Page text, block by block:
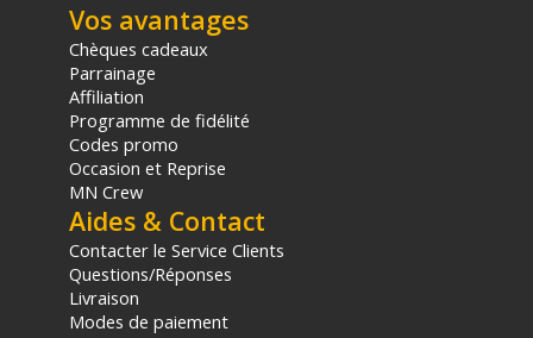
Vos avantages
Chèques cadeaux
Parrainage
Affiliation
Programme de fidélité
Codes promo
Occasion et Reprise
MN Crew
Aides & Contact
Contacter le Service Clients
Questions/Réponses
Livraison
Modes de paiement